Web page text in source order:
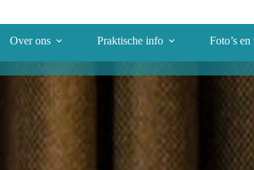
Over ons Praktische info Foto’s en